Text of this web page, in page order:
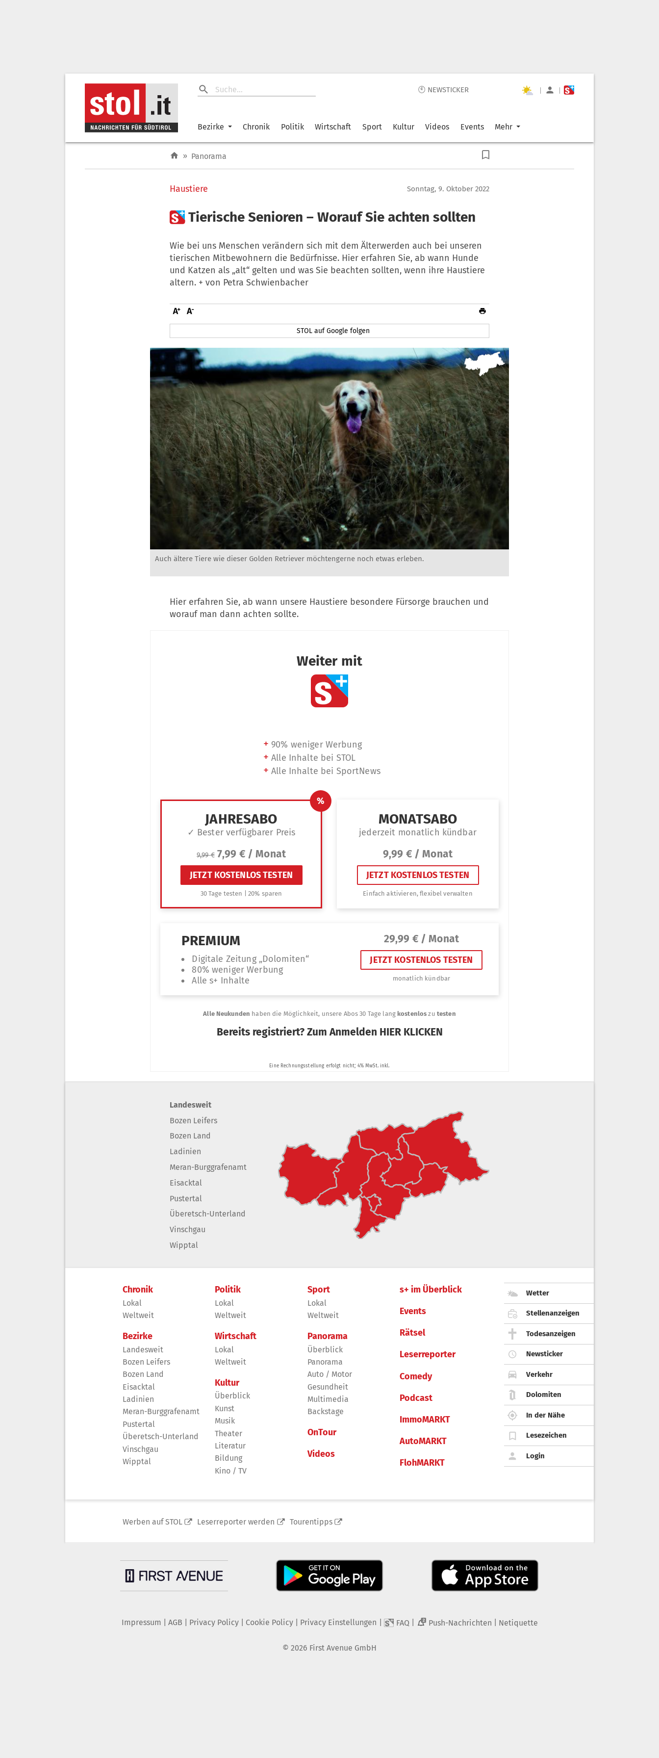
🕙 NEWSTICKER | |
Bezirke Chronik Politik Wirtschaft Sport Kultur Videos Events Mehr
» Panorama
Haustiere Sonntag, 9. Oktober 2022
Tierische Senioren – Worauf Sie achten sollten
Wie bei uns Menschen verändern sich mit dem Älterwerden auch bei unseren
tierischen Mitbewohnern die Bedürfnisse. Hier erfahren Sie, ab wann Hunde
und Katzen als „alt“ gelten und was Sie beachten sollten, wenn ihre Haustiere
altern. + von Petra Schwienbacher
STOL auf Google folgen
Auch ältere Tiere wie dieser Golden Retriever möchtengerne noch etwas erleben.
Hier erfahren Sie, ab wann unsere Haustiere besondere Fürsorge brauchen und
worauf man dann achten sollte.
Landesweit
Bozen Leifers
Bozen Land
Ladinien
Meran-Burggrafenamt
Eisacktal
Pustertal
Überetsch-Unterland
Vinschgau
Wipptal
Chronik
Lokal
Weltweit
Bezirke
Landesweit
Bozen Leifers
Bozen Land
Eisacktal
Ladinien
Meran-Burggrafenamt
Pustertal
Überetsch-Unterland
Vinschgau
Wipptal
Politik
Lokal
Weltweit
Wirtschaft
Lokal
Weltweit
Kultur
Überblick
Kunst
Musik
Theater
Literatur
Bildung
Kino / TV
Sport
Lokal
Weltweit
Panorama
Überblick
Panorama
Auto / Motor
Gesundheit
Multimedia
Backstage
OnTour
Videos
s+ im Überblick
Events
Rätsel
Leserreporter
Comedy
Podcast
ImmoMARKT
AutoMARKT
FlohMARKT
Wetter
Stellenanzeigen
Todesanzeigen
Newsticker
Verkehr
Dolomiten
In der Nähe
Lesezeichen
Login
Werben auf STOL Leserreporter werden Tourentipps
Impressum AGB Privacy Policy| Cookie Policy| Privacy Einstellungen FAQ 2 Push-Nachrichten Netiquette
© 2026 First Avenue GmbH